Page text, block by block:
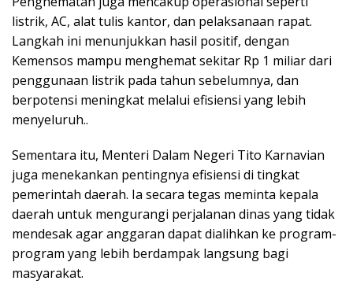
listrik, AC, alat tulis kantor, dan pelaksanaan rapat.
Langkah ini menunjukkan hasil positif, dengan
Kemensos mampu menghemat sekitar Rp 1 miliar dari
penggunaan listrik pada tahun sebelumnya, dan
berpotensi meningkat melalui efisiensi yang lebih
menyeluruh..
Sementara itu, Menteri Dalam Negeri Tito Karnavian
juga menekankan pentingnya efisiensi di tingkat
pemerintah daerah. Ia secara tegas meminta kepala
daerah untuk mengurangi perjalanan dinas yang tidak
mendesak agar anggaran dapat dialihkan ke program-
program yang lebih berdampak langsung bagi
masyarakat.